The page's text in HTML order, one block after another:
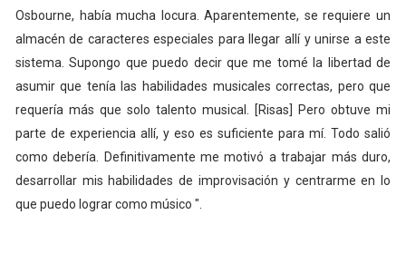
Osbourne, había mucha locura. Aparentemente, se requiere un
almacén de caracteres especiales para llegar allí y unirse a este
sistema. Supongo que puedo decir que me tomé la libertad de
asumir que tenía las habilidades musicales correctas, pero que
requería más que solo talento musical. [Risas] Pero obtuve mi
parte de experiencia allí, y eso es suficiente para mí. Todo salió
como debería. Definitivamente me motivó a trabajar más duro,
desarrollar mis habilidades de improvisación y centrarme en lo
que puedo lograr como músico ".